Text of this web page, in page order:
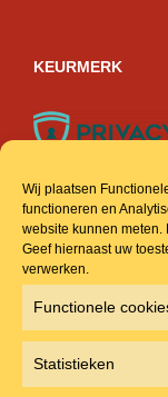
Wij plaatsen
functioneren en
website kunnen
Geef hiernaast uw
verwerken.
Functionele
Statistieken
KEURMERK
ACCOUNT & INFO
Veel gestelde
Winkelmand